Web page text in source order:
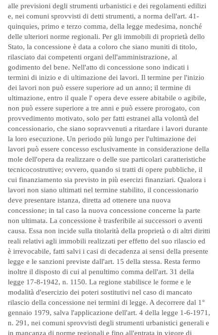
alle previsioni degli strumenti urbanistici e dei regolamenti edilizi
e, nei comuni sprovvisti di detti strumenti, a norma dell'art. 41-
quinquies, primo e terzo comma, della legge medesima, nonché
delle ulteriori norme regionali. Per gli immobili di proprietà dello
Stato, la concessione è data a coloro che siano muniti di titolo,
rilasciato dai competenti organi dell'amministrazione, al
godimento del bene. Nell'atto di concessione sono indicati i
termini di inizio e di ultimazione dei lavori. Il termine per l'inizio
dei lavori non può essere superiore ad un anno; il termine di
ultimazione, entro il quale l' opera deve essere abitabile o agibile,
non può essere superiore a tre anni e può essere prorogato, con
provvedimento motivato, solo per fatti estranei alla volontà del
concessionario, che siano sopravvenuti a ritardare i lavori durante
la loro esecuzione. Un periodo più lungo per l'ultimazione dei
lavori può essere concesso esclusivamente in considerazione della
mole dell'opera da realizzare o delle sue particolari caratteristiche
tecnicocostruttive; ovvero, quando si tratti di opere pubbliche, il
cui finanziamento sia previsto in più esercizi finanziari. Qualora i
lavori non siano ultimati nel termine stabilito, il concessionario
deve presentare istanza, diretta ad ottenere una nuova
concessione; in tal caso la nuova concessione concerne la parte
non ultimata. La concessione è trasferibile ai successori o aventi
causa. Essa non incide sulla titolarità della proprietà o di altri diritti
reali relativi agli immobili realizzati per effetto del suo rilascio ed
è irrevocabile, fatti salvi i casi di decadenza ai sensi della presente
legge e le sanzioni previste dall'art. 15 della stessa. Resta fermo
inoltre il disposto di cui al penultimo comma dell'art. 31 della
legge 17-8-1942, n. 1150. La regione stabilisce le forme e le
modalità d'esercizio dei poteri sostitutivi nel caso di mancato
rilascio della concessione nei termini di legge. A decorrere dal 1°
gennaio 1979, salva l'applicazione dell'art. 4 della legge 1-6-1971,
n. 291, nei comuni sprovvisti degli strumenti urbanistici generali e
in mancanza di norme regionali e fino all'entrata in vigore di